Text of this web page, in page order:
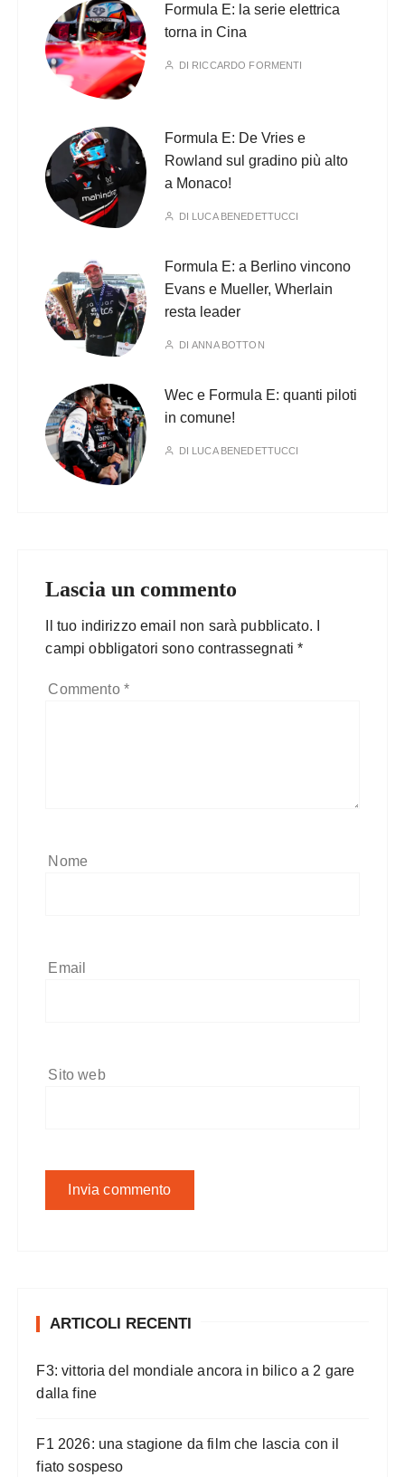
Formula E: la serie elettrica
torna in Cina
DI RICCARDO FORMENTI
Formula E: De Vries e
Rowland sul gradino più alto
a Monaco!
DI LUCA BENEDETTUCCI
Formula E: a Berlino vincono
Evans e Mueller, Wherlain
resta leader
DIANNA BOTTON
Wec e Formula E: quanti piloti
in comune!
DI LUCA BENEDETTUCCI
Lascia un commento
Il tuo indirizzo email non sarà pubblicato.
campi obbligatori sono contrassegnati*
Commento *
Nome
Email
Sito web
ARTICOLI RECENTI
F3: vittoria del mondiale ancora in bilico a 2 gare
dalla fine
F1 2026: una stagione da film che lascia con il
fiato sospeso